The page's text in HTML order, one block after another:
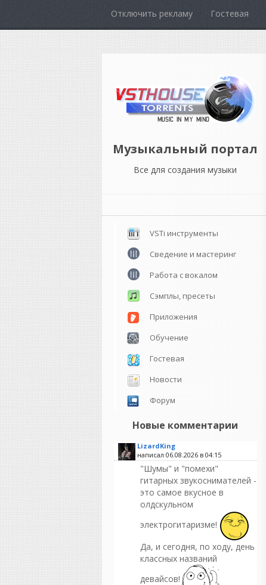
Отключить рекламу Гостевая
Музыкальный портал
Все для создания музыки
VSTi инструменты
Сведение и мастеринг
Работа с вокалом
Сэмплы, пресеты
Приложения
Обучение
Гостевая
Новости
Форум
Новые комментарии
LizardKing
написал 06.08.2026 в 04:15
"Шумы" и "помехи"
гитарных звукоснимателей -
это самое вкусное в
олдскульном
электрогитаризме!
Да, и сегодня, по ходу, день
классных названий
девайсов!